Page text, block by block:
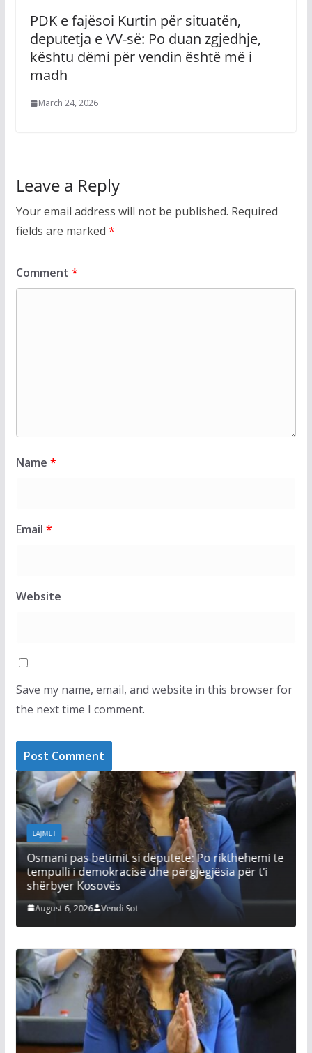
PDK e fajësoi Kurtin për situatën,
deputetja e VV-së: Po duan zgjedhje,
kështu dëmi për vendin është më i
madh
March 24, 2026
Leave a Reply
Your email address will not be published. Required
fields are marked *
Comment *
Name *
Email *
Website
Save my name, email, and website in this browser for
the next time I comment.
LAJMET
Osmani pas betimit si deputete: Po rikthehemi te
tempulli i demokracisë dhe përgjegjësia për t’i
shërbyer Kosovës
August 6, 2026 Vendi Sot